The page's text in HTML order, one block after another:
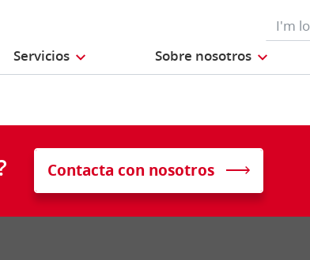
Servicios Sobre nosotros
Contacta con nosotros